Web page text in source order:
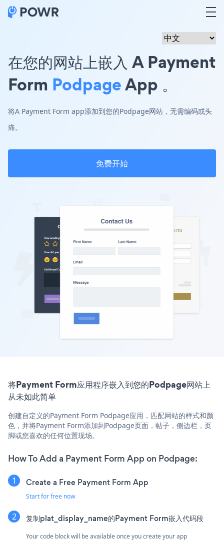
在您的网站上嵌入 A Payment
Form PodpageApp 。
将A Payment Form app添加到您的Podpage网站，无需编码或头
痛。
免费开始
将Payment Form应用程序嵌入到您的Podpage网站上
从未如此简单
创建自定义的Payment Form Podpage应用，匹配网站的样式和颜
色，并将Payment Form添加到Podpage页面，帖子，侧边栏，页
脚或您喜欢的任何位置现场。
How To Add a Payment Form App on Podpage:
Create a Free Payment Form App
Start for free now
复制plat_display_name的Payment Form嵌入代码段
Your code block will be available once you create your app